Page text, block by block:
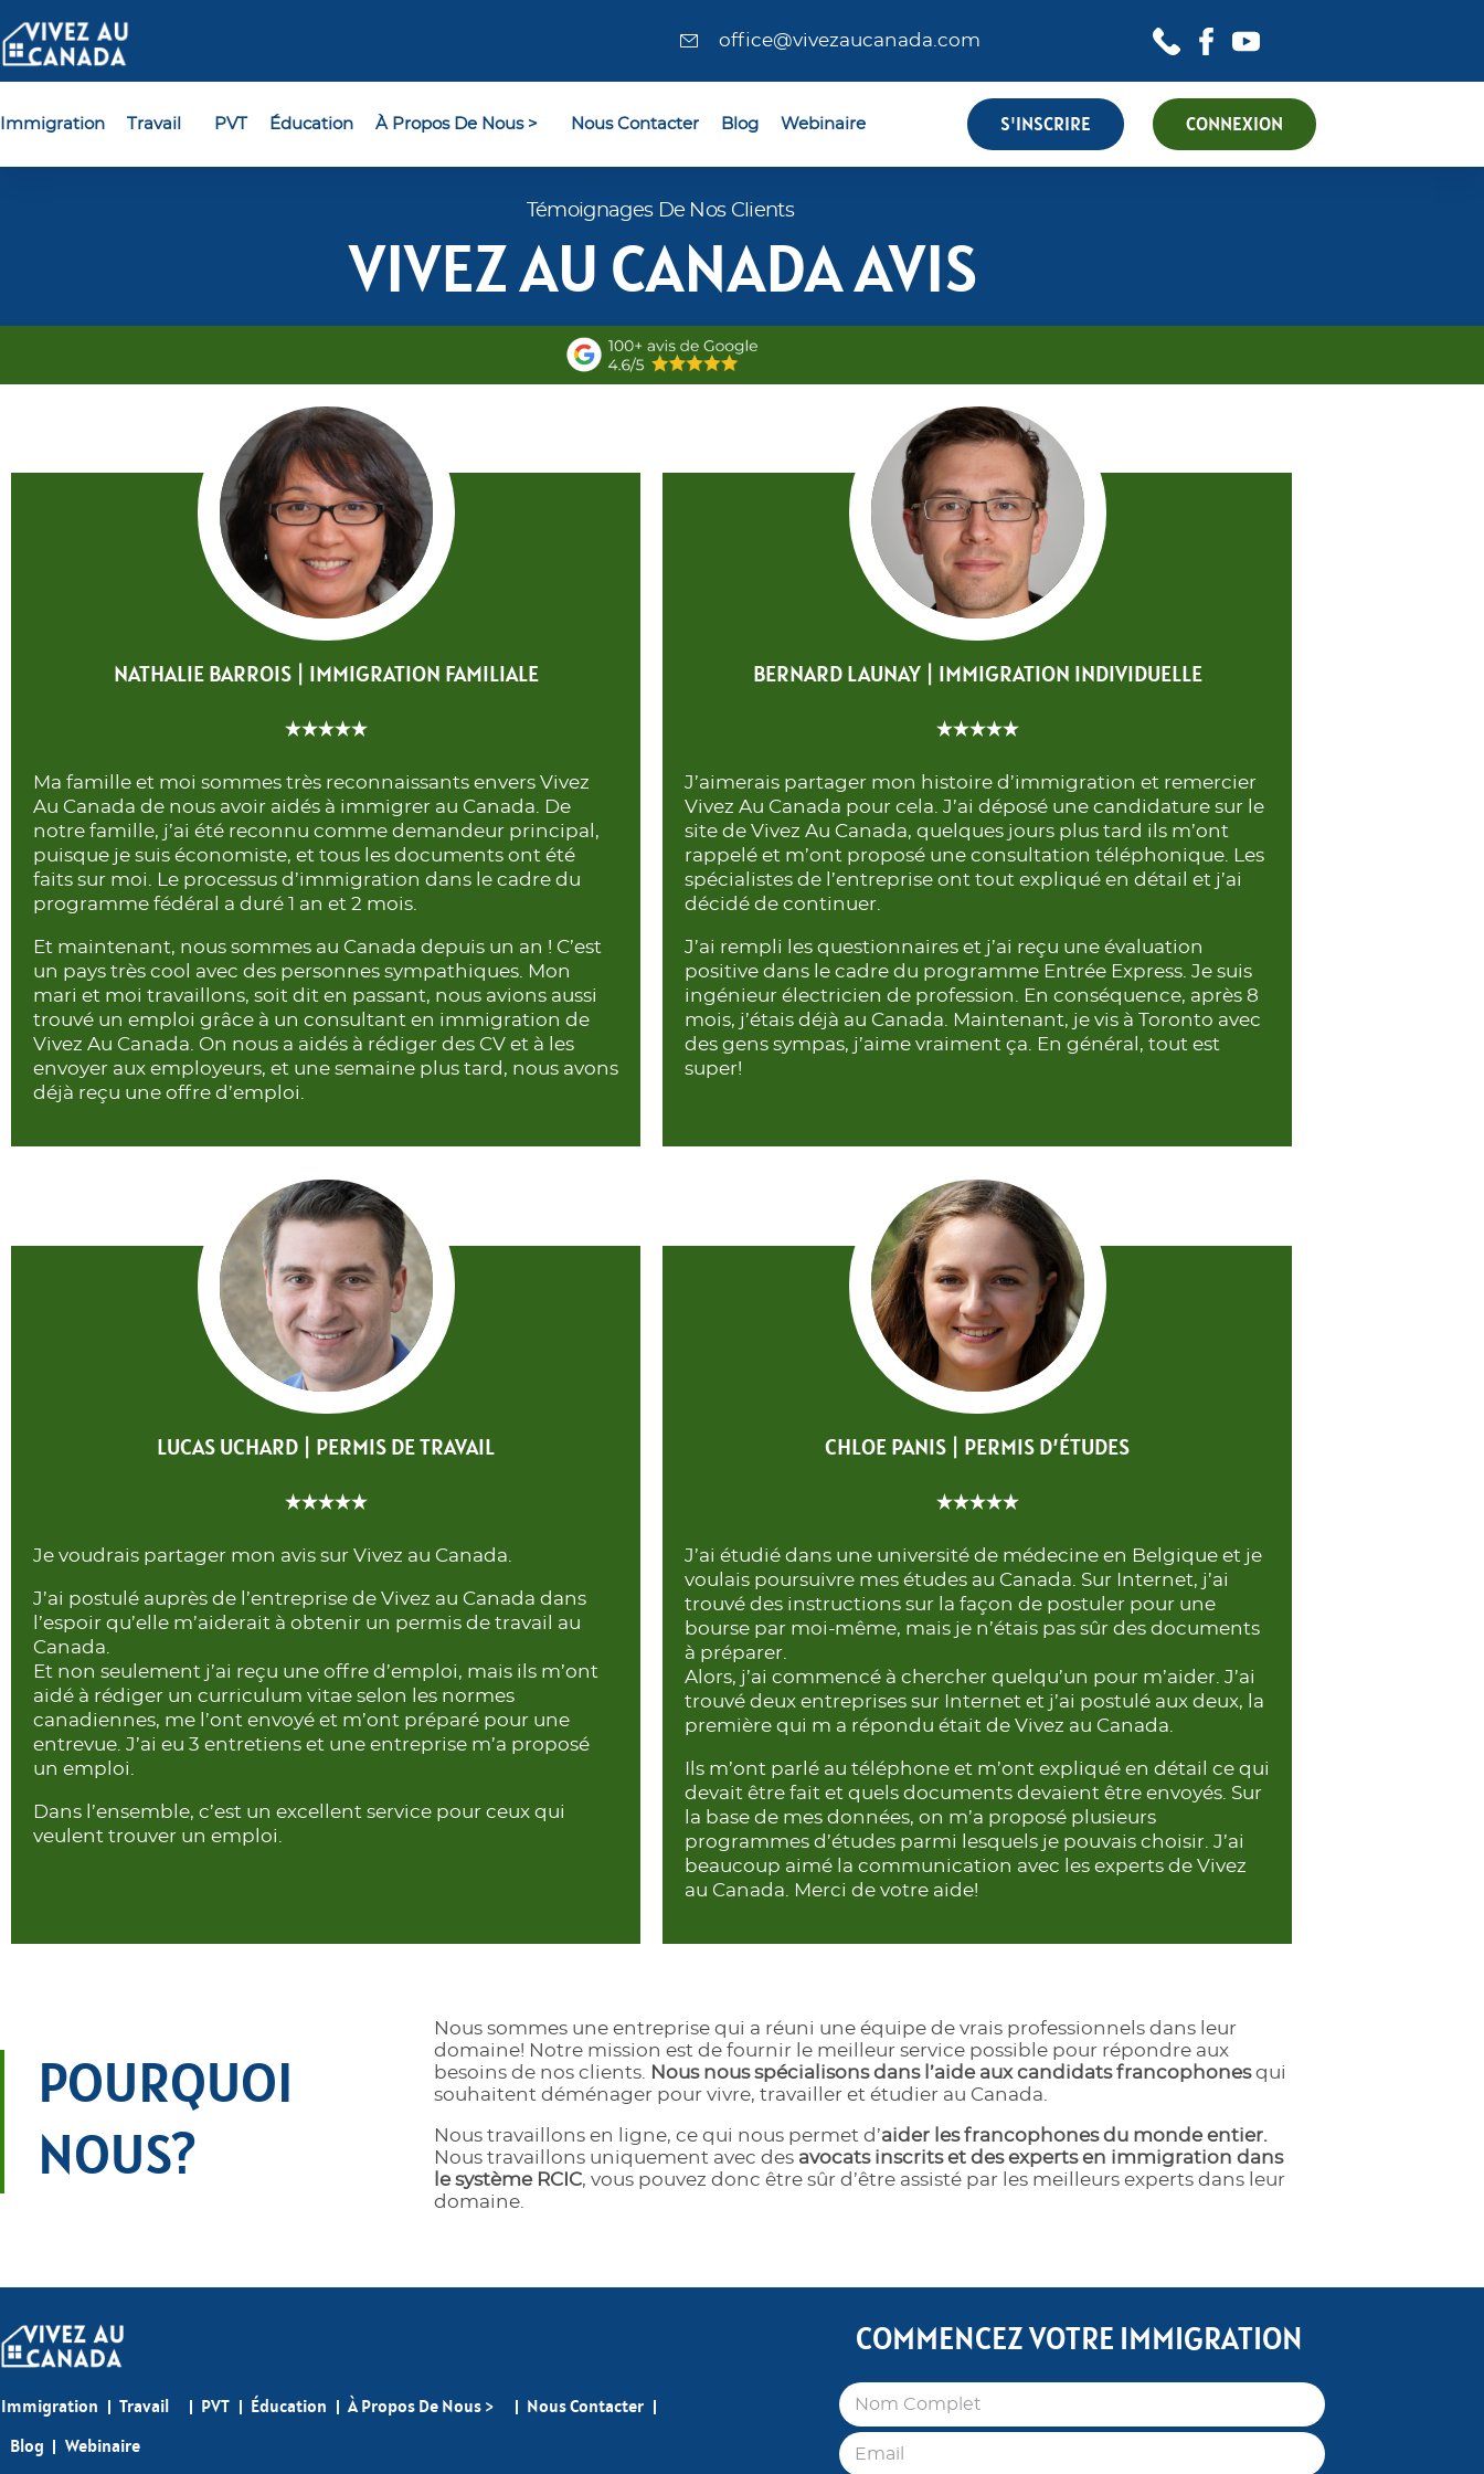
office@vivezaucanada.com
Immigration Travail PVT Éducation À Propos De Nous > Nous Contacter Blog Webinaire S'INSCRIRE CONNEXION
Témoignages De Nos Clients
VIVEZ AU CANADA AVIS
NATHALIE BARROIS | IMMIGRATION FAMILIALE
Ma famille et moi sommes très reconnaissants envers Vivez
Au Canada de nous avoir aidés à immigrer au Canada. De
notre famille, j’ai été reconnu comme demandeur principal,
puisque je suis économiste, et tous les documents ont été
faits sur moi. Le processus d’immigration dans le cadre du
programme fédéral a duré 1 an et 2 mois.
Et maintenant, nous sommes au Canada depuis un an ! C’est
un pays très cool avec des personnes sympathiques. Mon
mari et moi travaillons, soit dit en passant, nous avions aussi
trouvé un emploi grâce à un consultant en immigration de
Vivez Au Canada. On nous a aidés à rédiger des CV et à les
envoyer aux employeurs, et une semaine plus tard, nous avons
déjà reçu une offre d’emploi.
BERNARD LAUNAY | IMMIGRATION INDIVIDUELLE
J’aimerais partager mon histoire d’immigration et remercier
Vivez Au Canada pour cela. J’ai déposé une candidature sur le
site de Vivez Au Canada, quelques jours plus tard ils m’ont
rappelé et m’ont proposé une consultation téléphonique. Les
spécialistes de l’entreprise ont tout expliqué en détail et j’ai
décidé de continuer.
J’ai rempli les questionnaires et j’ai reçu une évaluation
positive dans le cadre du programme Entrée Express. Je suis
ingénieur électricien de profession. En conséquence, après 8
mois, j’étais déjà au Canada. Maintenant, je vis à Toronto avec
des gens sympas, j’aime vraiment ça. En général, tout est
super!
LUCAS UCHARD | PERMIS DE TRAVAIL
Je voudrais partager mon avis sur Vivez au Canada.
J’ai postulé auprès de l’entreprise de Vivez au Canada dans
l’espoir qu’elle m’aiderait à obtenir un permis de travail au
Canada.
Et non seulement j’ai reçu une offre d’emploi, mais ils m’ont
aidé à rédiger un curriculum vitae selon les normes
canadiennes, me l’ont envoyé et m’ont préparé pour une
entrevue. J’ai eu 3 entretiens et une entreprise m’a proposé
un emploi.
Dans l’ensemble, c’est un excellent service pour ceux qui
veulent trouver un emploi.
CHLOE PANIS | PERMIS D’ÉTUDES
J’ai étudié dans une université de médecine en Belgique et je
voulais poursuivre mes études au Canada. Sur Internet, j’ai
trouvé des instructions sur la façon de postuler pour une
bourse par moi-même, mais je n’étais pas sûr des documents
à préparer.
Alors, j’ai commencé à chercher quelqu’un pour m’aider. J’ai
trouvé deux entreprises sur Internet et j’ai postulé aux deux, la
première qui m a répondu était de Vivez au Canada.
Ils m’ont parlé au téléphone et m’ont expliqué en détail ce qui
devait être fait et quels documents devaient être envoyés. Sur
la base de mes données, on m’a proposé plusieurs
programmes d’études parmi lesquels je pouvais choisir. J’ai
beaucoup aimé la communication avec les experts de Vivez
au Canada. Merci de votre aide!
POURQUOI
NOUS?
Nous sommes une entreprise qui a réuni une équipe de vrais professionnels dans leur
domaine! Notre mission est de fournir le meilleur service possible pour répondre aux
besoins de nos clients.
Nous nous spécialisons dans l’aide aux candidats francophonesqui
souhaitent déménager pour vivre, travailler et étudier au Canada.
Nous travaillons en ligne, ce qui nous permet d’aider les francophones du monde entier.
Nous travaillons uniquement avec des avocats inscrits et des experts en immigration dans
le système RCIC, vous pouvez donc être sûr d’être assisté par les meilleurs experts dans leur
domaine.
Immigration Travail PVT Éducation À Propos De Nous > Nous Contacter
Blog Webinaire
COMMENCEZ VOTRE IMMIGRATION